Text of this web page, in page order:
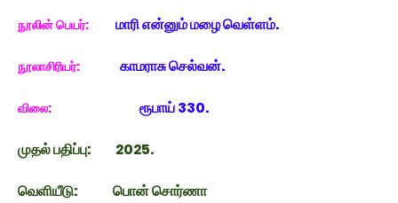
நூலின் பெயர்: மாரி என்னும் மழை வெள்ளம்.
நூலாசிரியர்: காமராசு செல்வன்.
விலை: ரூபாய் 330.
முதல் பதிப்பு: 2025.
வெளியீடு: பொன் சொர்ணா